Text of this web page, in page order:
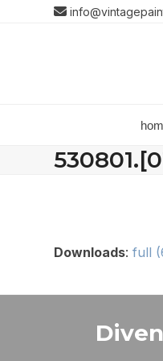
Downloads:full